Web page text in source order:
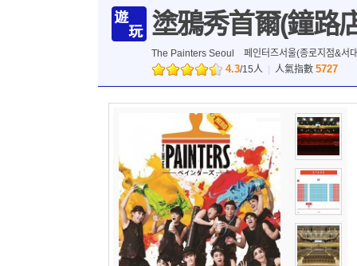
塗鴉秀首爾(鐘路
The Painters Seoul 페인터즈서울(종로지점&서
4.3/15人 人氣指數 5727